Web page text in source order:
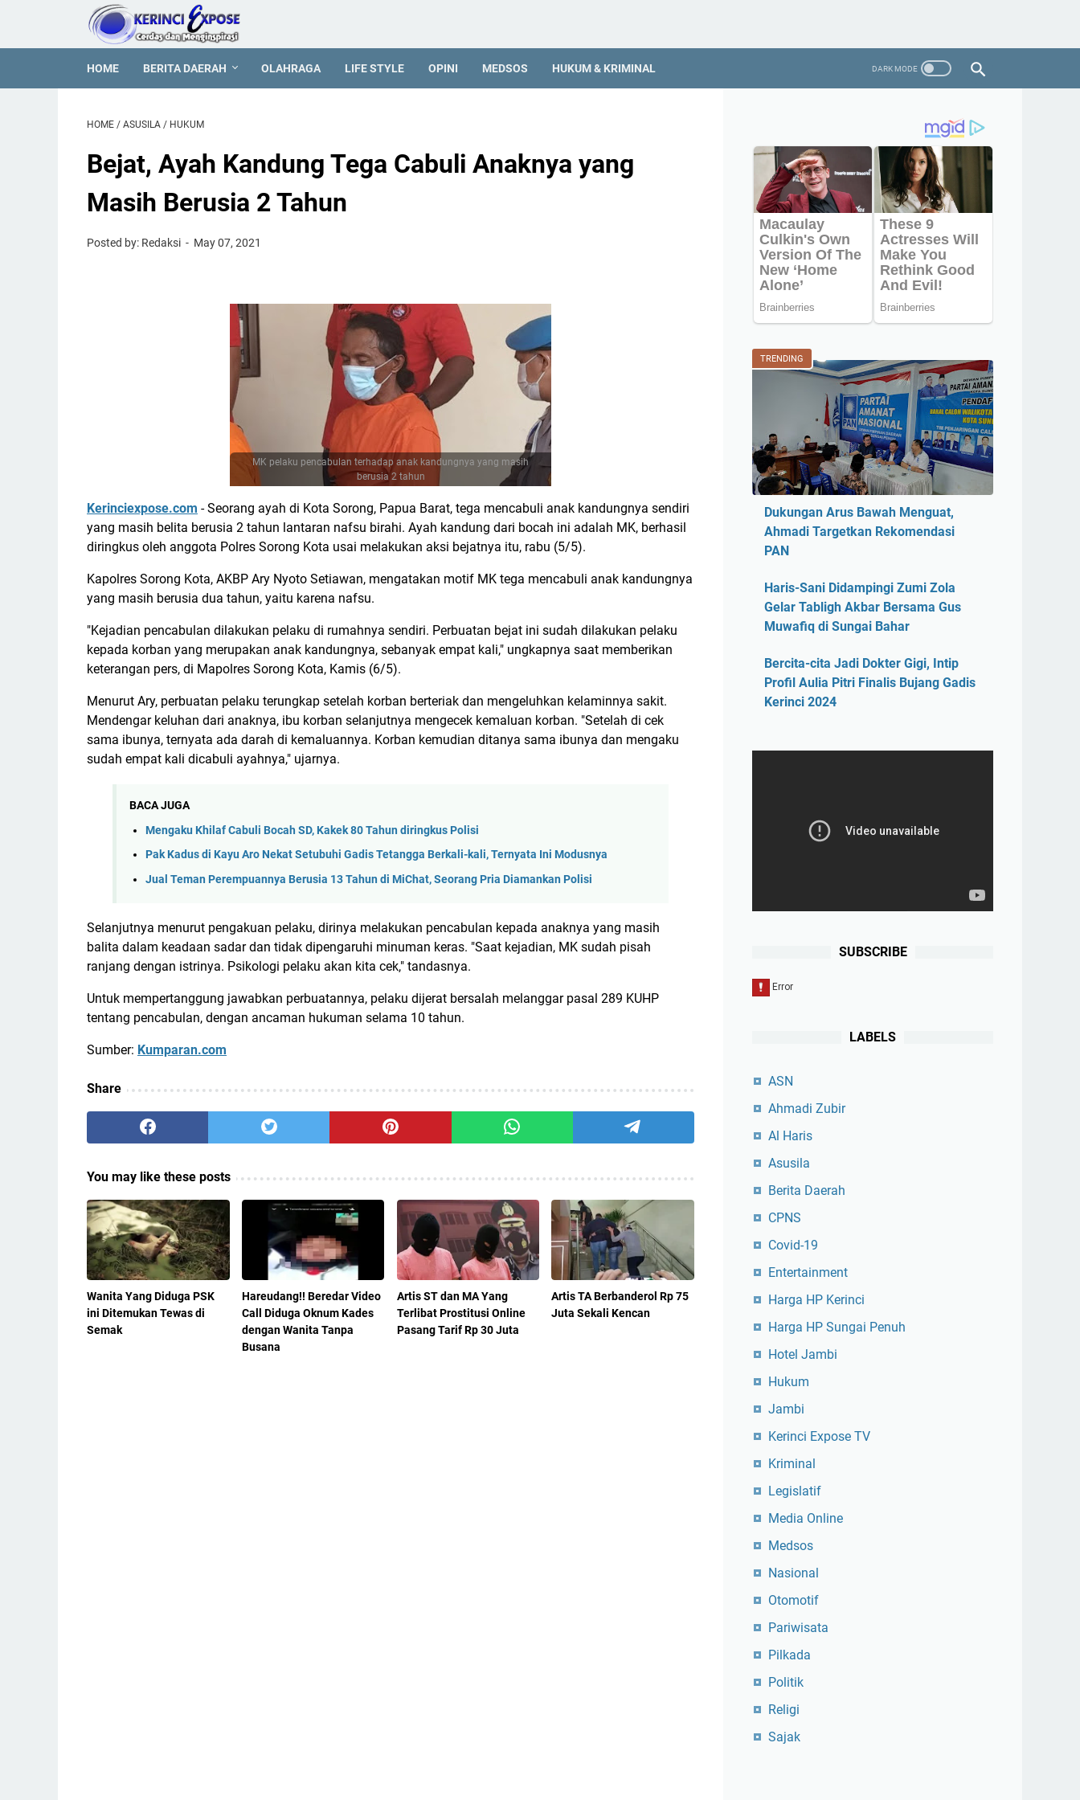
HOME BERITA DAERAH OLAHRAGA LIFE STYLE OPINI MEDSOS HUKUM & KRIMINAL
HOME / ASUSILA / HUKUM
Bejat, Ayah Kandung Tega Cabuli Anaknya yang
Masih Berusia 2 Tahun
Posted by: Redaksi May 07, 2021
MK pelaku pencabulan terhadap anak kandungnya yang masih
berusia 2 tahun
Kerinciexpose.com - Seorang ayah di Kota Sorong, Papua Barat, tega mencabuli anak kandungnya sendiri
yang masih belita berusia 2 tahun lantaran nafsu birahi. Ayah kandung dari bocah ini adalah MK, berhasil
diringkus oleh anggota Polres Sorong Kota usai melakukan aksi bejatnya itu, rabu (5/5).
Kapolres Sorong Kota, AKBP Ary Nyoto Setiawan, mengatakan motif MK tega mencabuli anak kandungnya
yang masih berusia dua tahun, yaitu karena nafsu.
"Kejadian pencabulan dilakukan pelaku di rumahnya sendiri. Perbuatan bejat ini sudah dilakukan pelaku
kepada korban yang merupakan anak kandungnya, sebanyak empat kali," ungkapnya saat memberikan
keterangan pers, di Mapolres Sorong Kota, Kamis (6/5).
Menurut Ary, perbuatan pelaku terungkap setelah korban berteriak dan mengeluhkan kelaminnya sakit.
Mendengar keluhan dari anaknya, ibu korban selanjutnya mengecek kemaluan korban. "Setelah di cek
sama ibunya, ternyata ada darah di kemaluannya. Korban kemudian ditanya sama ibunya dan mengaku
sudah empat kali dicabuli ayahnya," ujarnya.
BACA JUGA
Mengaku Khilaf Cabuli Bocah SD, Kakek 80 Tahun diringkus Polisi
Pak Kadus di Kayu Aro Nekat Setubuhi Gadis Tetangga Berkali-kali, Ternyata Ini Modusnya
Jual Teman Perempuannya Berusia 13 Tahun di MiChat, Seorang Pria Diamankan Polisi
Selanjutnya menurut pengakuan pelaku, dirinya melakukan pencabulan kepada anaknya yang masih
balita dalam keadaan sadar dan tidak dipengaruhi minuman keras. "Saat kejadian, MK sudah pisah
ranjang dengan istrinya. Psikologi pelaku akan kita cek," tandasnya.
Untuk mempertanggung jawabkan perbuatannya, pelaku dijerat bersalah melanggar pasal 289 KUHP
tentang pencabulan, dengan ancaman hukuman selama 10 tahun.
Sumber: Kumparan.com
Share
You may like these posts
Wanita Yang Diduga PSK
ini Ditemukan Tewas di
Semak
Hareudang!! Beredar Video
Call Diduga Oknum Kades
dengan Wanita Tanpa
Busana
Artis ST dan MA Yang
Terlibat Prostitusi Online
Pasang Tarif Rp 30 Juta
Artis TA Berbanderol Rp 75
Juta Sekali Kencan
TRENDING
Dukungan Arus Bawah Menguat,
Ahmadi Targetkan Rekomendasi
PAN
Haris-Sani Didampingi Zumi Zola
Gelar Tabligh Akbar Bersama Gus
Muwafiq di Sungai Bahar
Bercita-cita Jadi Dokter Gigi, Intip
Profil Aulia Pitri Finalis Bujang Gadis
Kerinci 2024
SUBSCRIBE
LABELS
ASN
Ahmadi Zubir
Al Haris
Asusila
Berita Daerah
CPNS
Covid-19
Entertainment
Harga HP Kerinci
Harga HP Sungai Penuh
Hotel Jambi
Hukum
Jambi
Kerinci Expose TV
Kriminal
Legislatif
Media Online
Medsos
Nasional
Otomotif
Pariwisata
Pilkada
Politik
Religi
Sajak